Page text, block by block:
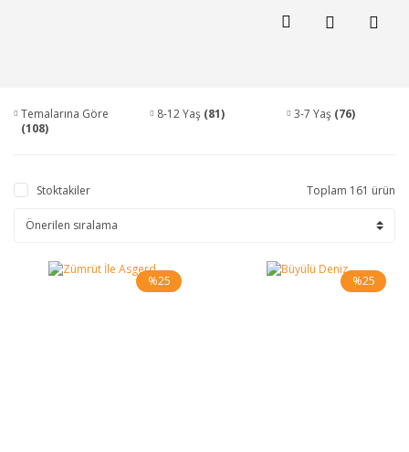
Temalarına Göre
(108)
8-12 Yaş (81) 3-7 Yaş (76)
Stoktakiler Toplam 161 ürün
%25 %25